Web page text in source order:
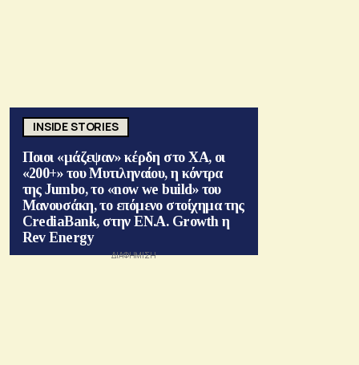
INSIDE STORIES
Ποιοι «μάζεψαν» κέρδη στο ΧΑ, οι
«200+» του Μυτιληναίου, η κόντρα
της Jumbo, το «now we build» του
Μανουσάκη, το επόμενο στοίχημα της
CrediaBank, στην ΕΝ.Α. Growth η
Rev Energy